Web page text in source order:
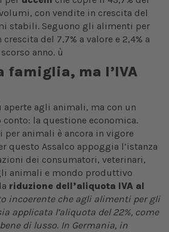
con vendite in crescita del
stabili. Seguono gli alimenti per
crescita del 7,7% a valore e 2,4% a
anno. ù
famiglia, ma l’IVA
agli animali, ma con un
la questione economica.
per animali è ancora in vigore
questo Assalco appoggia l’istanza
dei consumatori, veterinari,
animali e mondo produttivo
riduzione dell’aliquota IVA al
incoerente che agli alimenti per gli
applicata l’aliquota del 22%, come
di lusso. In Germania, in